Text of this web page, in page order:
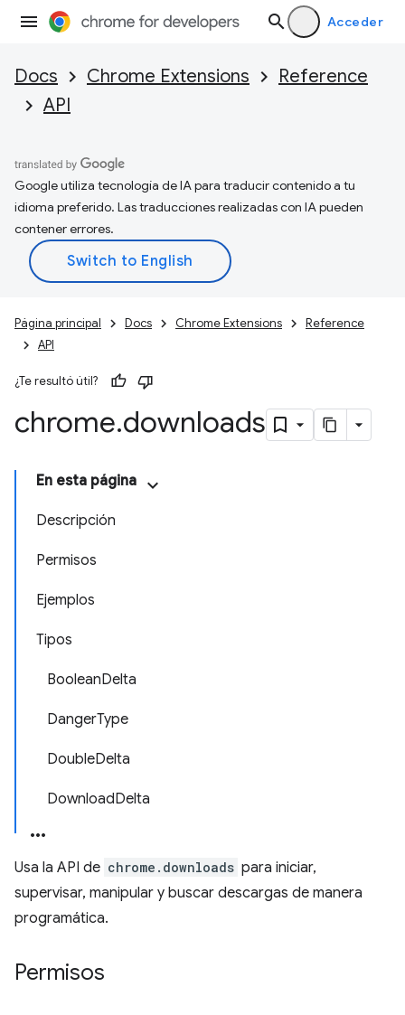
Acceder
Docs Chrome Extensions
Reference
API
Google utiliza tecnología de IA para traducir contenido a tu
idioma preferido. Las traducciones realizadas con IA pueden
contener errores.
Página principal Docs Chrome Extensions
Reference
API
¿Te resultó útil?
chrome.downloads
En esta página
Descripción
Permisos
Ejemplos
Tipos
BooleanDelta
DangerType
DoubleDelta
DownloadDelta
Usa la API de chrome.downloads para iniciar,
supervisar, manipular y buscar descargas de manera
programática.
Permisos